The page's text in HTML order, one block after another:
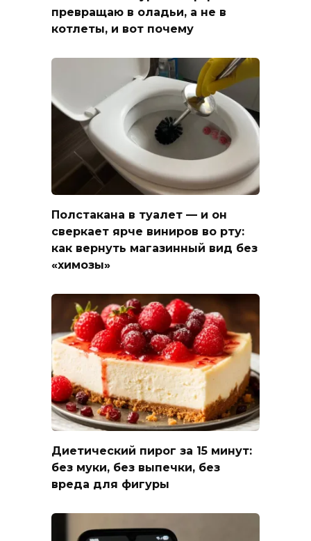
превращаю в оладьи, а не в
котлеты, и вот почему
Полстакана в туалет — и он
сверкает ярче виниров во рту:
как вернуть магазинный вид без
«химозы»
Диетический пирог за 15 минут:
без муки, без выпечки, без
вреда для фигуры